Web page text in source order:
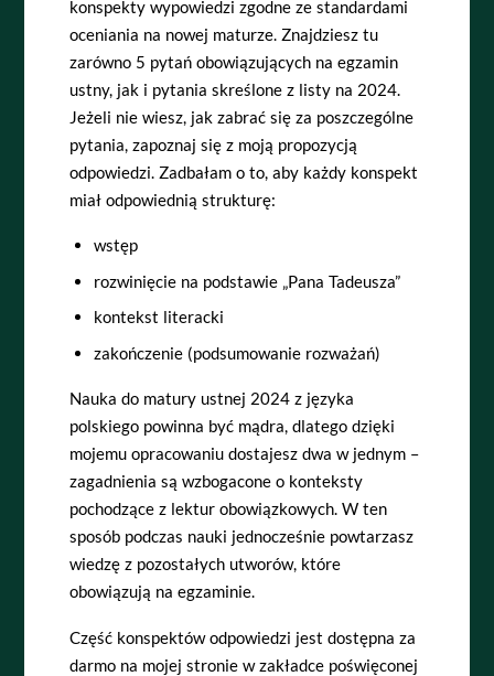
konspekty wypowiedzi zgodne ze standardami
oceniania na nowej maturze. Znajdziesz tu
zarówno 5 pytań obowiązujących na egzamin
ustny, jak i pytania skreślone z listy na 2024.
Jeżeli nie wiesz, jak zabrać się za poszczególne
pytania, zapoznaj się z moją propozycją
odpowiedzi. Zadbałam o to, aby każdy konspekt
miał odpowiednią strukturę:
wstęp
rozwinięcie na podstawie „Pana Tadeusza”
kontekst literacki
zakończenie (podsumowanie rozważań)
Nauka do matury ustnej 2024 z języka
polskiego powinna być mądra, dlatego dzięki
mojemu opracowaniu dostajesz dwa w jednym –
zagadnienia są wzbogacone o konteksty
pochodzące z lektur obowiązkowych. W ten
sposób podczas nauki jednocześnie powtarzasz
wiedzę z pozostałych utworów, które
obowiązują na egzaminie.
Część konspektów odpowiedzi jest dostępna za
darmo na mojej stronie w zakładce poświęconej